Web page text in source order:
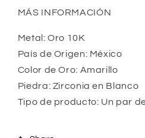
MÁS INFORMACIÓN
Metal: Oro 10K
País de Origen: México
Color de Oro: Amarillo
Piedra: Zirconia en Blanco
Tipo de producto: Un par